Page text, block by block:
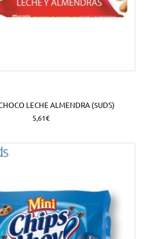
LECHE ALMENDRA (5UDS)
5,61€